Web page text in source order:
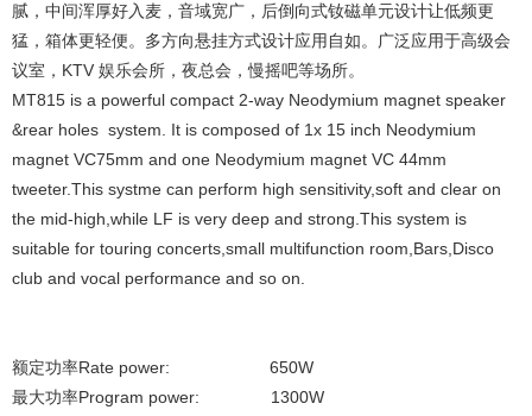
腻，中间浑厚好入麦，音域宽广，后倒向式钕磁单元设计让低频更
猛，箱体更轻便。多方向悬挂方式设计应用自如。广泛应用于高级会
议室，KTV 娱乐会所，夜总会，慢摇吧等场所。
MT815 is a powerful compact 2-way Neodymium magnet speaker
&rear holes system. It is composed of 1x 15 inch Neodymium
magnet VC75mm and one Neodymium magnet VC 44mm
tweeter.This systme can perform high sensitivity,soft and clear on
the mid-high,while LF is very deep and strong.This system is
suitable for touring concerts,small multifunction room,Bars,Disco
club and vocal performance and so on.
额定功率Rate power: 650W
最大功率Program power: 1300W